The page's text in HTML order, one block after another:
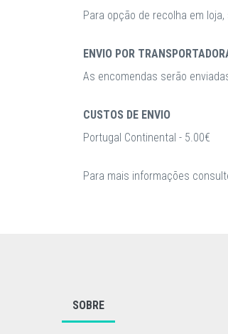
Para opção de recolha em
ENVIO POR
As encomendas serão
CUSTOS DE ENVIO
Portugal Continental - 5.00€
Para mais informações
SOBRE